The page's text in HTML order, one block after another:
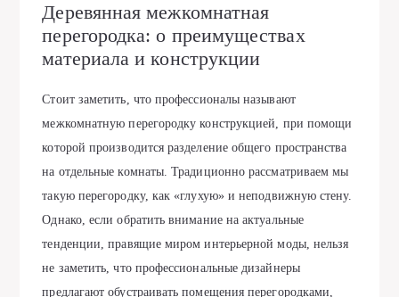
Деревянная межкомнатная
перегородка: о преимуществах
материала и конструкции
Стоит заметить, что профессионалы называют
межкомнатную перегородку конструкцией, при помощи
которой производится разделение общего пространства
на отдельные комнаты. Традиционно рассматриваем мы
такую перегородку, как «глухую» и неподвижную стену.
Однако, если обратить внимание на актуальные
тенденции, правящие миром интерьерной моды, нельзя
не заметить, что профессиональные дизайнеры
предлагают обустраивать помещения перегородками,